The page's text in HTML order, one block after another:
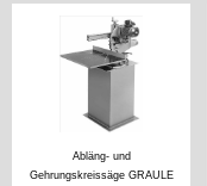
Abläng- und
Gehrungskreissäge GRAULE